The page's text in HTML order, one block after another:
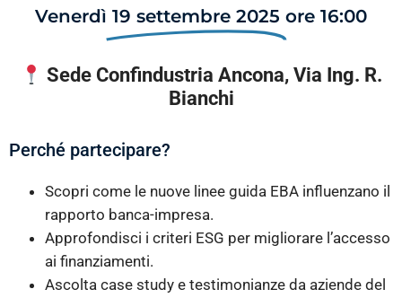
Venerdì 19 settembre 2025 ore 16:00
Sede Confindustria Ancona, Via Ing. R.
Bianchi
Perché partecipare?
Scopri come le nuove linee guida EBA influenzano il
rapporto banca-impresa.
Approfondisci i criteri ESG per migliorare l’accesso
ai finanziamenti.
Ascolta case study e testimonianze da aziende del